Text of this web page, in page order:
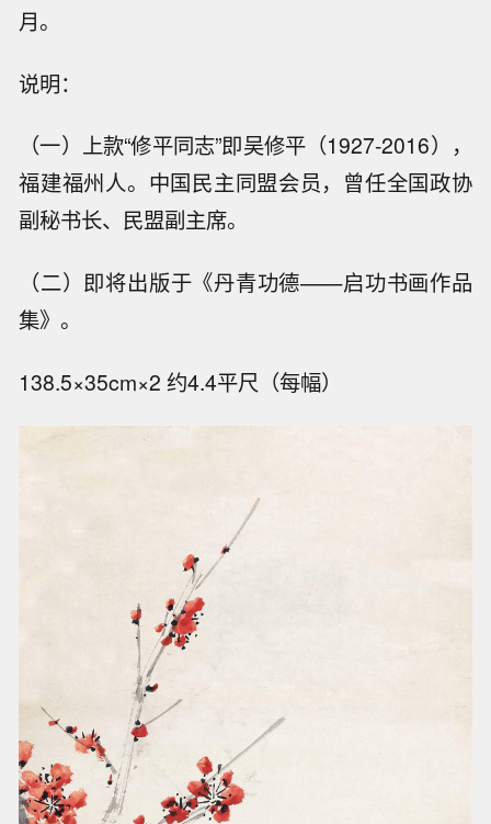
月。
说明：
（一）上款“修平同志”即吴修平（1927-2016），
福建福州人。中国民主同盟会员，曾任全国政协
副秘书长、民盟副主席。
（二）即将出版于《丹青功德——启功书画作品
集》。
138.5×35cm×2 约4.4平尺（每幅）